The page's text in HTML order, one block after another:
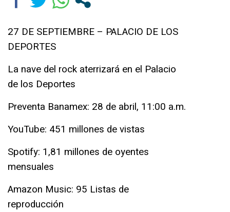
27 DE SEPTIEMBRE – PALACIO DE LOS
DEPORTES
La nave del rock aterrizará en el Palacio
de los Deportes
Preventa Banamex: 28 de abril, 11:00 a.m.
YouTube: 451 millones de vistas
Spotify: 1,81 millones de oyentes
mensuales
Amazon Music: 95 Listas de
reproducción